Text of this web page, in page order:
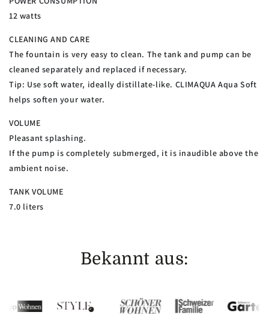
12 watts
CLEANING AND CARE
The fountain is very easy to clean. The tank and pump can be
cleaned separately and replaced if necessary.
Tip: Use soft water, ideally distillate-like. CLIMAQUA Aqua Soft
helps soften your water.
VOLUME
Pleasant splashing.
If the pump is completely submerged, it is inaudible above the
ambient noise.
TANK VOLUME
7.0 liters
Bekannt aus: